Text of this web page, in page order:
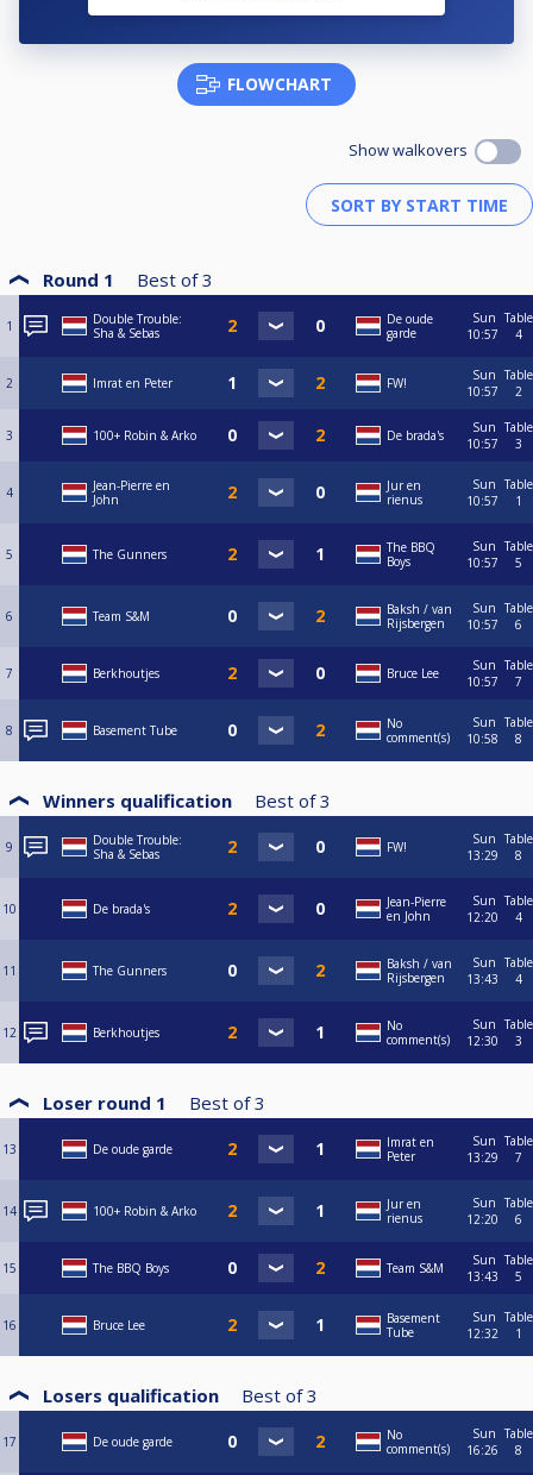
FLOWCHART
Show walkovers
Round 1 Best of 3
1
Double Trouble:
Sha & Sebas
De oude
garde
Sun
10:57
Table
4
2 Imrat en Peter FW!
Sun
10:57
Table
2
3 100+ Robin & Arko De brada's
Sun
10:57
Table
3
4
Jean-Pierre en
John
Jur en
rienus
Sun
10:57
Table
1
5 The Gunners
The BBQ
Boys
Sun
10:57
Table
5
6 Team S&M
Baksh / van
Rijsbergen
Sun
10:57
Table
6
7 Berkhoutjes Bruce Lee
Sun
10:57
Table
7
8 Basement Tube
No
comment(s)
Sun
10:58
Table
8
Winners qualification Best of 3
9
Double Trouble:
Sha & Sebas
FW!
Sun
13:29
Table
8
10 De brada's
Jean-Pierre
en John
Sun
12:20
Table
4
11 The Gunners
Baksh / van
Rijsbergen
Sun
13:43
Table
4
12 Berkhoutjes
No
comment(s)
Sun
12:30
Table
3
Loser round 1 Best of 3
13 De oude garde
Imrat en
Peter
Sun
13:29
Table
7
14 100+ Robin & Arko
Jur en
rienus
Sun
12:20
Table
6
15 The BBQ Boys Team S&M
Sun
13:43
Table
5
16 Bruce Lee
Basement
Tube
Sun
12:32
Table
1
Losers qualification Best of 3
17 De oude garde
No
comment(s)
Sun
16:26
Table
8